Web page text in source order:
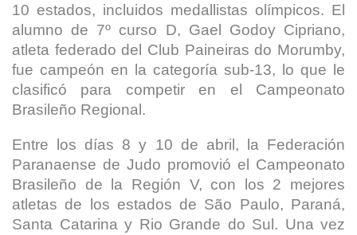
10 estados, incluidos medallistas olímpicos. El
alumno de 7º curso D, Gael Godoy Cipriano,
atleta federado del Club Paineiras do Morumby,
fue campeón en la categoría sub-13, lo que le
clasificó para competir en el Campeonato
Brasileño Regional.
Entre los días 8 y 10 de abril, la Federación
Paranaense de Judo promovió el Campeonato
Brasileño de la Región V, con los 2 mejores
atletas de los estados de São Paulo, Paraná,
Santa Catarina y Rio Grande do Sul. Una vez